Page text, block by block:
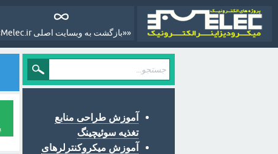
««بازگشت به وبسایت اصلی Melec.ir»»
آموزش طراحی منابع
تغذیه سوئیچینگ
آموزش میکروکنترلرهای